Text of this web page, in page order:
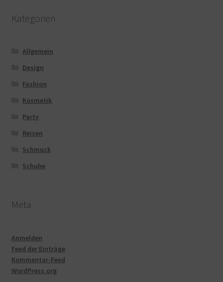
Kategorien
Allgemein
Design
Fashion
Kosmetik
Party
Reisen
Schmuck
Schuhe
Meta
Anmelden
Feed der Einträge
Kommentar-Feed
WordPress.org